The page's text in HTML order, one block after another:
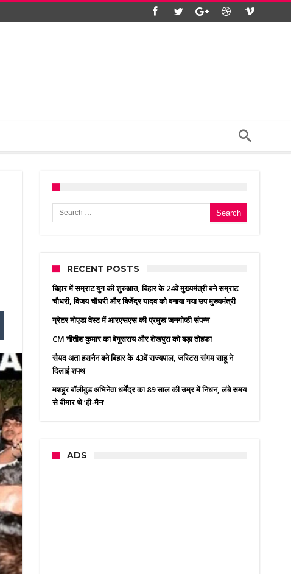
Search for:
RECENT POSTS
बिहार में सम्राट युग की शुरुआत, बिहार के 24वें मुख्यमंत्री बने सम्राट
चौधरी, विजय चौधरी और बिजेंद्र यादव को बनाया गया उप मुख्यमंत्री
ग्रेटर नोएडा वेस्ट में आरएसएस की प्रमुख जनगोष्ठी संपन्न
CM नीतीश कुमार का बेगूसराय और शेखपुरा को बड़ा तोहफा
सैयद अता हसनैन बने बिहार के 43वें राज्यपाल, जस्टिस संगम साहू ने
दिलाई शपथ
मशहूर बॉलीवुड अभिनेता धर्मेंद्र का 89 साल की उम्र में निधन, लंबे समय
से बीमार थे ‘ही-मैन’
ADS